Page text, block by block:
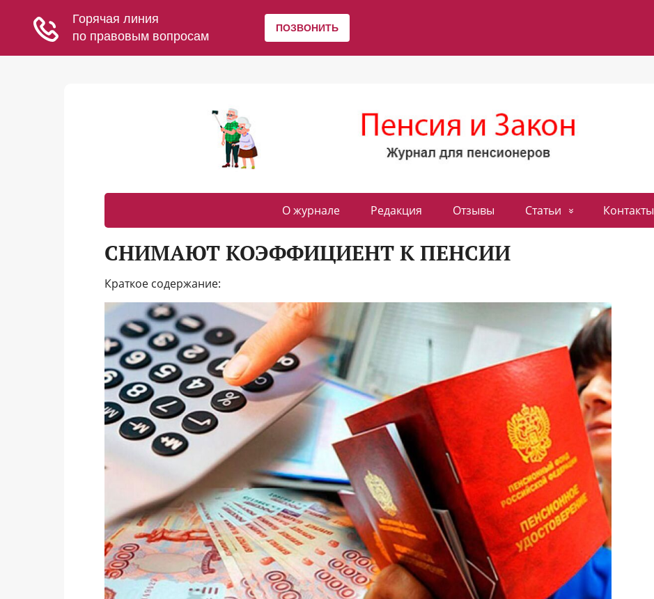
О журнале Редакция Отзывы Статьи Контакты
СНИМАЮТ КОЭФФИЦИЕНТ К ПЕНСИИ
Краткое содержание: